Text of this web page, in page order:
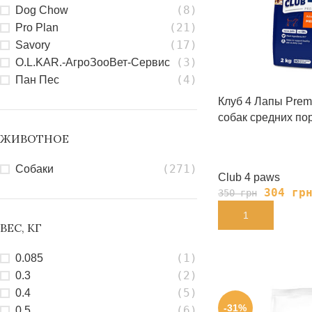
Dog Chow (8)
Pro Plan (21)
Savory (17)
О.L.KAR.-АгроЗооВет-Сервис (3)
Пан Пес (4)
ЖИВОТНОЕ
Собаки (271)
ВЕС, КГ
0.085 (1)
0.3 (2)
0.4 (5)
Клуб 4 Лапы
собак средних
Club 4 paws
350грн 304 грн
В КОРЗИНУ
-31%